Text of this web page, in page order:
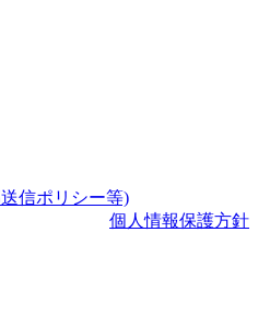
信ポリシー等)
個人情報保護方針